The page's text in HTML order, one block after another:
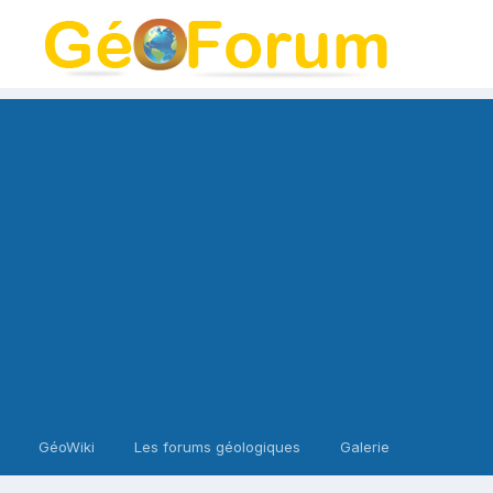
GéoWiki Les forums géologiques Galerie